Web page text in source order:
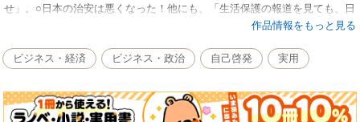
せ」。○日本の治安は悪くなった！他にも、「生活保護の報道を見ても、日
本人は親を大切にしなくなった」「最近の若者は、ネットやらスマホやら
ては、思考が停止してしまう！ 「草食男子」の名付け親が、誰でもアク
セスできるデータを引きながら、常識のように扱われるニュースの裏側を
解説。情報社会に欠かせない、ニュースの読み方・捉え方を指南する。
作品情報をもっと見る
ビジネス・経済 ビジネス・政治 自己啓発 実用